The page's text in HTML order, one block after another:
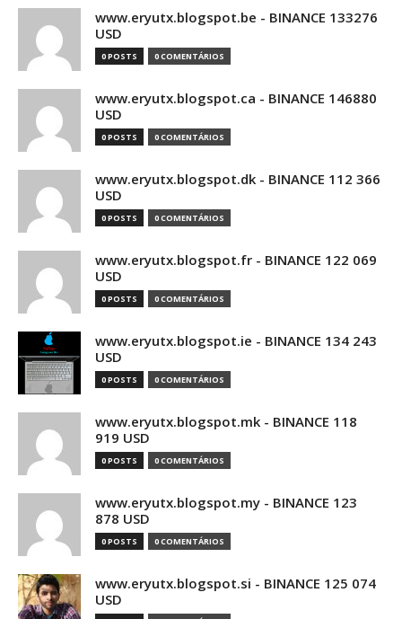
www.eryutx.blogspot.be - BINANCE 133276
USD
0 POSTS 0 COMENTÁRIOS
www.eryutx.blogspot.ca - BINANCE 146880
USD
0 POSTS 0 COMENTÁRIOS
www.eryutx.blogspot.dk - BINANCE 112 366
USD
0 POSTS 0 COMENTÁRIOS
www.eryutx.blogspot.fr - BINANCE 122 069
USD
0 POSTS 0 COMENTÁRIOS
www.eryutx.blogspot.ie - BINANCE 134 243
USD
0 POSTS 0 COMENTÁRIOS
www.eryutx.blogspot.mk - BINANCE 118
919 USD
0 POSTS 0 COMENTÁRIOS
www.eryutx.blogspot.my - BINANCE 123
878 USD
0 POSTS 0 COMENTÁRIOS
www.eryutx.blogspot.si - BINANCE 125 074
USD